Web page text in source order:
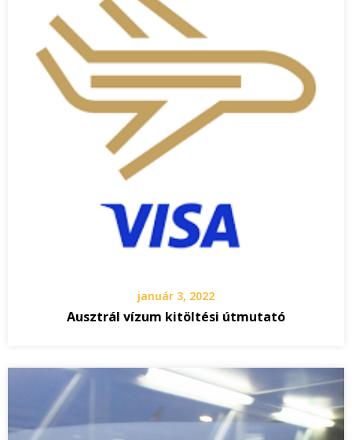
január 3, 2022
Ausztrál vízum kitöltési útmutató